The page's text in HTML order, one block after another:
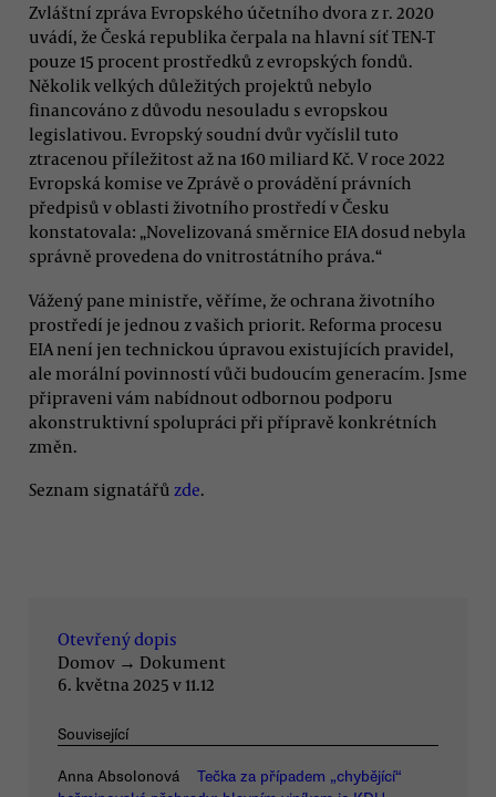
Zvláštní zpráva Evropského účetního dvora z r. 2020
uvádí, že Česká republika čerpala na hlavní síť TEN-T
pouze 15 procent prostředků z evropských fondů.
Několik velkých důležitých projektů nebylo
financováno z důvodu nesouladu s evropskou
legislativou. Evropský soudní dvůr vyčíslil tuto
ztracenou příležitost až na 160 miliard Kč. V roce 2022
Evropská komise ve Zprávě o provádění právních
předpisů v oblasti životního prostředí v Česku
konstatovala: „Novelizovaná směrnice EIA dosud nebyla
správně provedena do vnitrostátního práva.“
Vážený pane ministře, věříme, že ochrana životního
prostředí je jednou z vašich priorit. Reforma procesu
EIA není jen technickou úpravou existujících pravidel,
ale morální povinností vůči budoucím generacím. Jsme
připraveni vám nabídnout odbornou podporu
akonstruktivní spolupráci při přípravě konkrétních
změn.
Seznam signatářů zde.
Otevřený dopis
Domov → Dokument
6. května 2025 v 11.12
Související
Anna Absolonová
Tečka za případem „chybějící“